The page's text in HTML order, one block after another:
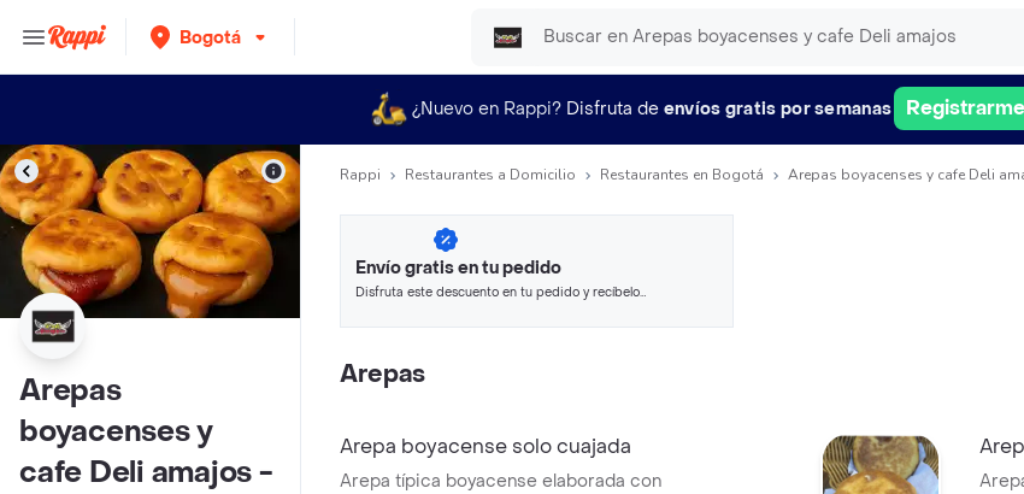
Bogotá
¿Nuevo en Rappi? Disfruta de envíos gratis por semanas Registrarme
Arepas
boyacenses y
cafe Deli amajos -
Rappi Restaurantes a Domicilio Restaurantes en Bogotá Arepas boyacenses y cafe Deli
Envío gratis en tu pedido
Disfruta este descuento en tu pedido y recíbelo
Arepas
Arepa boyacense solo cuajada
Arepa típica boyacense elaborada con